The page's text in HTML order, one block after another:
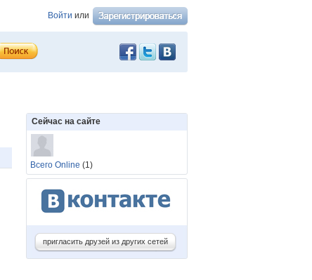
Войти или
Сейчас на сайте
Всего Online (1)
пригласить друзей из других сетей